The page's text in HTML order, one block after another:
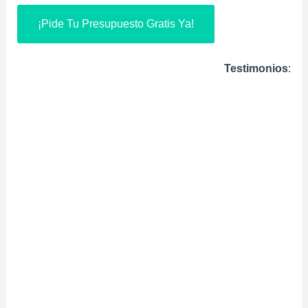
¡Pide Tu Presupuesto Gratis Ya!
Testimonios: